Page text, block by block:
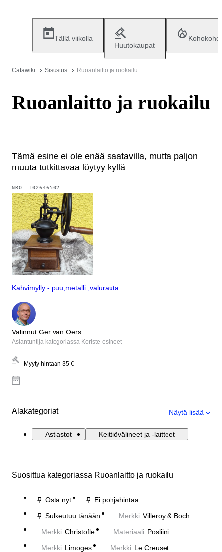
Tällä viikolla
Huutokaupat
Catawiki Sisustus Ruoanlaitto ja ruokailu
Ruoanlaitto ja ruokailu
Tämä esine ei ole enää saatavilla, mutta paljon
muuta tutkittavaa löytyy kyllä
NRO. 102646502
Kahvimylly - puu,metalli ,valurauta
Valinnut Ger van Oers
Asiantuntija kategoriassa Koriste-esineet
Myyty hintaan 35 €
Alakategoriat Näytä lisää
Astiastot Keittiövälineet ja -laitteet
Suosittua kategoriassa Ruoanlaitto ja ruokailu
Osta nyt
Ei pohjahintaa
Sulkeutuu tänään
Merkki Villeroy & Boch
Merkki Christofle Materiaali Posliini
Merkki Limoges Merkki Le Creuset